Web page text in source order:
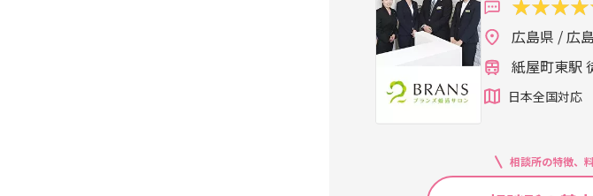
広島県 / 広
紙屋町東駅
日本全国対応
相談所の特徴、